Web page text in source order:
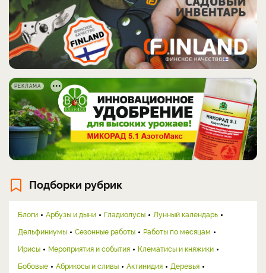
РЕКЛАМА
Подборки рубрик
Блоги Арбузы и дыни Гладиолусы
Лунный календарь
Дельфиниумы
Сезонные работы
Работы по месяцам
Ирисы
Мероприятия и события
Клематисы и княжики
Бобовые
Абрикосы и сливы Актинидия
Деревья